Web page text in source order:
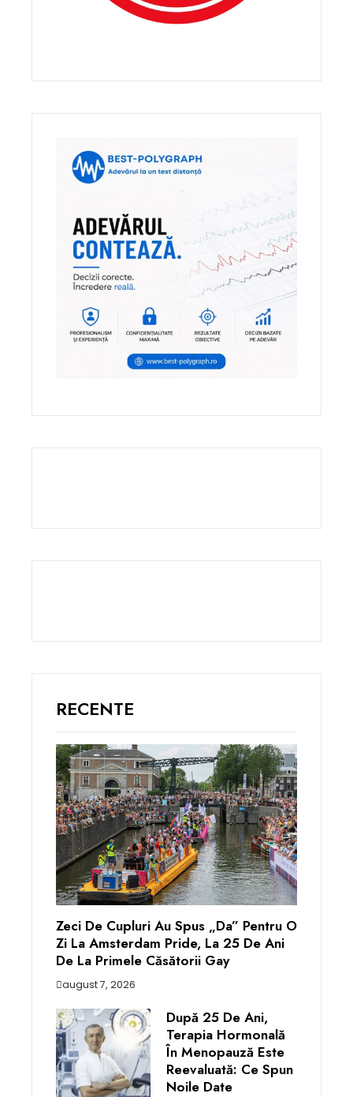
RECENTE
Zeci De Cupluri Au Spus „da” Pentru O
Zi La Amsterdam Pride, La 25 De Ani
De La Primele Căsătorii Gay
august 7, 2026
După 25 De Ani,
Terapia Hormonală
În Menopauză Este
Reevaluată: Ce Spun
Noile Date